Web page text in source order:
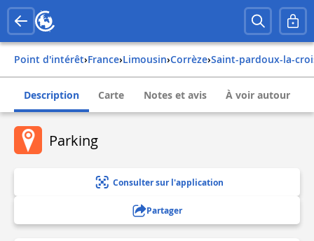
Point d'intérêt› france› limousin› corrèze› saint-pardoux-la-
Description Carte Notes et avis À voir autour
Parking
Consulter sur l'application
Partager